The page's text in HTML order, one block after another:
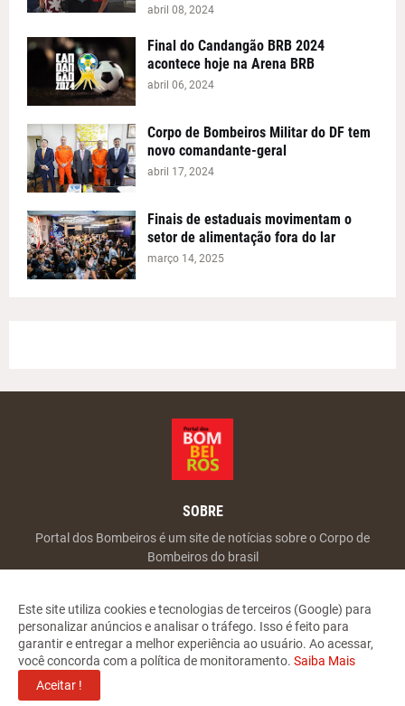
abril 08, 2024
Final do Candangão BRB 2024
acontece hoje na Arena BRB
abril 06, 2024
Corpo de Bombeiros Militar do DF tem
novo comandante-geral
abril 17, 2024
Finais de estaduais movimentam o
setor de alimentação fora do lar
março 14, 2025
SOBRE
Portal dos Bombeiros é um site de notícias sobre o Corpo de
Bombeiros do brasil
Este site utiliza cookies e tecnologias de terceiros (Google) para
personalizar anúncios e analisar o tráfego. Isso é feito para
garantir e entregar a melhor experiência ao usuário. Ao acessar,
você concorda com a política de monitoramento. Saiba Mais
Aceitar !